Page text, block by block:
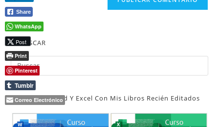
comentar
para
comentar
de
tu
web
(opcional)
BUSCAR
Aprende Word Y Excel Con Mis Libros Recién Editados
Share
WhatsApp
Post
Print
Pinterest
Tumblr
Correo Electrónico